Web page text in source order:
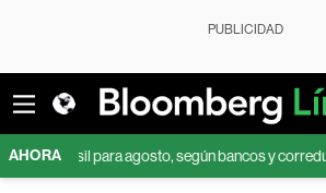
PUBLICIDAD
AHORApara agosto, según bancos y corredurías